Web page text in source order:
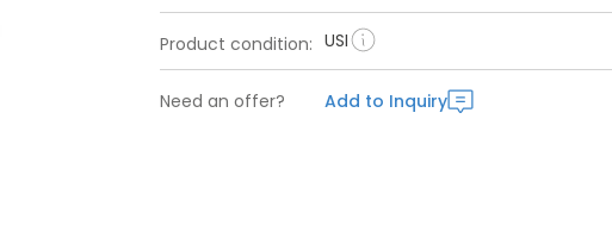
Product condition: USI
Need an offer? Add to Inquiry